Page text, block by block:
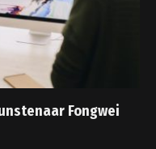
Fongwei